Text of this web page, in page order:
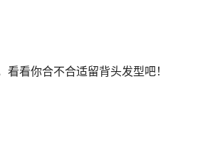
看你合不合适留背头发型吧！